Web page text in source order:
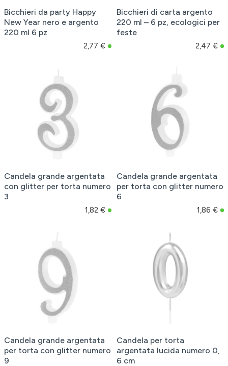
Bicchieri da party Happy
New Year nero e argento
220 ml 6 pz
2,77 €
Bicchieri di carta argento
220 ml – 6 pz, ecologici per
feste
2,47 €
Candela grande argentata
con glitter per torta numero
3
1,82 €
Candela grande argentata
per torta con glitter numero
6
1,86 €
Candela grande argentata
per torta con glitter numero
9
Candela per torta
argentata lucida numero 0,
6 cm